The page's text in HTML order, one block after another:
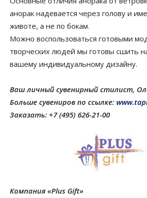
анорак надевается через голову и
животе, а не по бокам.
Можно воспользоваться готовыми
творческих людей мы готовы сшить
вашему индивидуальному дизайну.
Ваш личный сувенирный стилист,
Больше сувениров по ссылке:
Заказать: +7 (495) 626-21-00
Компания «Plus Gift»